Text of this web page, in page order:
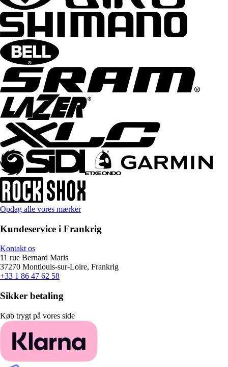
Opdag alle vores mærker
Kundeservice i Frankrig
Kontakt os
11 rue Bernard Maris
37270 Montlouis-sur-Loire, Frankrig
+33 1 86 47 62 58
Sikker betaling
Køb trygt på vores side